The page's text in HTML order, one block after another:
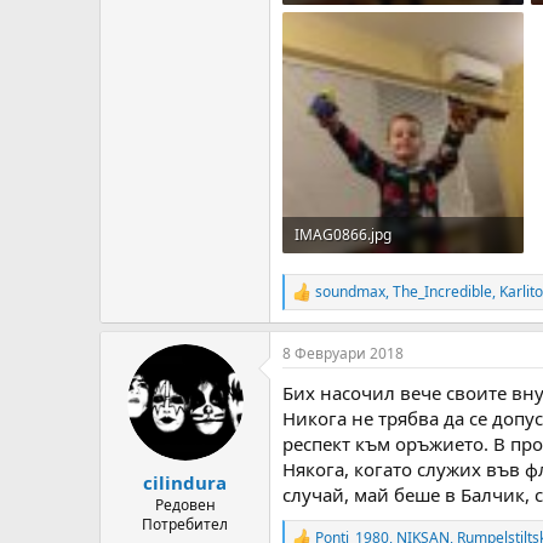
IMAG0866.jpg
363.3 KB · Прегледи: 227
R
e
a
c
i
o
s
:
soundmax,The_Incredible,
cilindura
Редовен
Потребител
8 Февруари 2018
Бих насочил вече своите
Никога не трябва да се
респект към оръжието. В
Някога, когато служих във
случай, май беше в Балчик,
Ponti_1980, NIKSAN,